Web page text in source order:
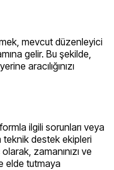
mevcut düzenleyici
gelir. Bu şekilde,
aracılığınızı
ilgili sorunları veya
destek ekipleri
zamanınızı ve
elde tutmaya